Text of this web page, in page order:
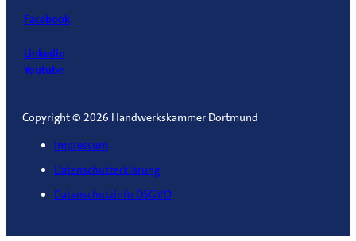
Facebook
Linkedin
Youtube
Copyright © 2026 Handwerkskammer Dortmund
Impressum
Datenschutzerklärung
Datenschutzinfo DSGVO